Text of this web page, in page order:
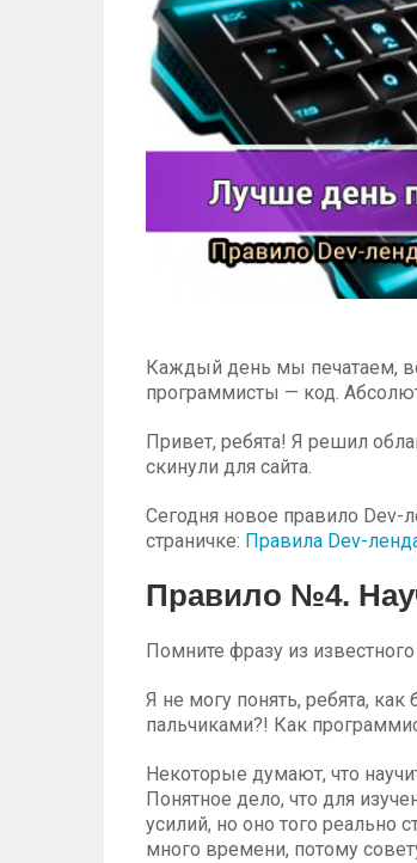
Каждый день мы печатаем,
программисты — код.
Привет, ребята! Я решил
скинули для сайта.
Сегодня новое правило Dev-
страничке: Правила Dev-
Правило №4.
Помните фразу из
Я не могу понять, ребята,
пальчиками?! Как
Некоторые думают, что
Понятное дело, что для
усилий, но оно того реально
много времени, потому